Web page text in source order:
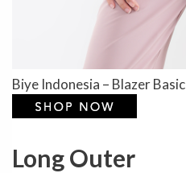
Biye Indonesia – Blazer Basic
Long Outer